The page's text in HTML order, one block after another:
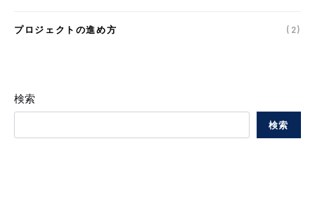
プロジェクトの進め方 (2)
検索
検索